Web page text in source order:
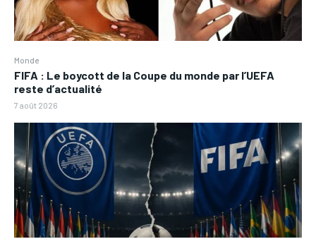
Monde
FIFA : Le boycott de la Coupe du monde par l’UEFA
reste d’actualité
7 août 2026